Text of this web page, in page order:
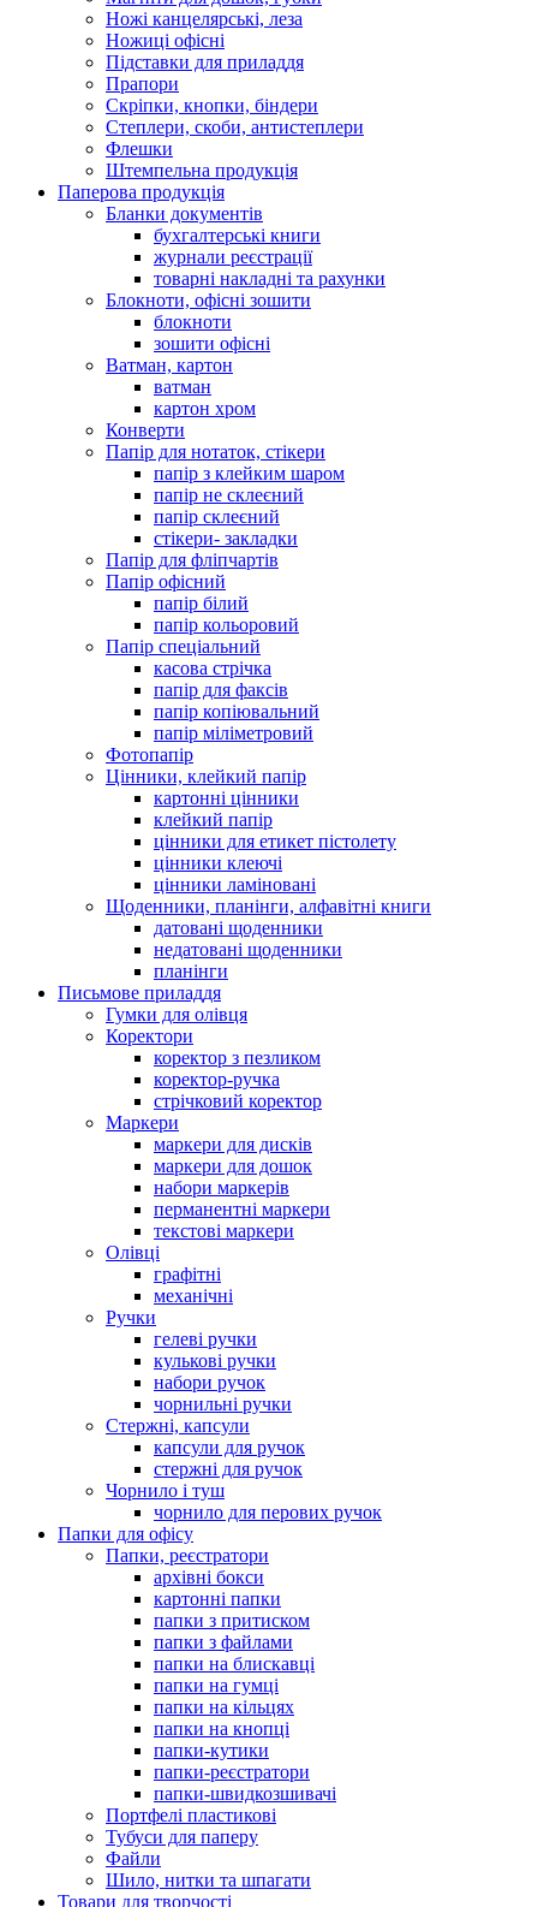
Ножі канцелярські, леза
Ножиці офісні
Підставки для приладдя
Прапори
Скріпки, кнопки, біндери
Степлери, скоби, антистеплери
Флешки
Штемпельна продукція
Паперова продукція
Бланки документів
бухгалтерські книги
журнали реєстрації
товарні накладні та рахунки
Блокноти, офісні зошити
блокноти
зошити офісні
Ватман, картон
ватман
картон хром
Конверти
Папір для нотаток, стікери
папір з клейким шаром
папір не склеєний
папір склеєний
стікери- закладки
Папір для фліпчартів
Папір офісний
папір білий
папір кольоровий
Папір спеціальний
касова стрічка
папір для факсів
папір копіювальний
папір міліметровий
Фотопапір
Цінники, клейкий папір
картонні цінники
клейкий папір
цінники для етикет пістолету
цінники клеючі
цінники ламіновані
Щоденники, планінги, алфавітні книги
датовані щоденники
недатовані щоденники
планінги
Письмове приладдя
Гумки для олівця
Коректори
коректор з пезликом
коректор-ручка
стрічковий коректор
Маркери
маркери для дисків
маркери для дошок
набори маркерів
перманентні маркери
текстові маркери
Олівці
графітні
механічні
Ручки
гелеві ручки
кулькові ручки
набори ручок
чорнильні ручки
Стержні, капсули
капсули для ручок
стержні для ручок
Чорнило і туш
чорнило для перових ручок
Папки для офісу
Папки, реєстратори
архівні бокси
картонні папки
папки з притиском
папки з файлами
папки на блискавці
папки на гумці
папки на кільцях
папки на кнопці
папки-кутики
папки-реєстратори
папки-швидкозшивачі
Портфелі пластикові
Тубуси для паперу
Файли
Шило, нитки та шпагати
Товари для творчості